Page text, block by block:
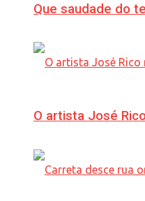
Que saudade do
O artista José